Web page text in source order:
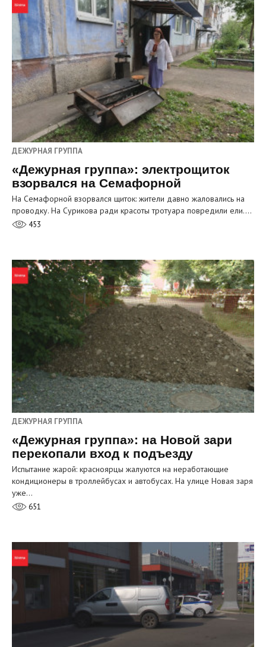
ДЕЖУРНАЯ ГРУППА
«Дежурная группа»: электрощиток
взорвался на Семафорной
На Семафорной взорвался щиток: жители давно жаловались на
проводку. На Сурикова ради красоты тротуара повредили ели.…
453
ДЕЖУРНАЯ ГРУППА
«Дежурная группа»: на Новой зари
перекопали вход к подъезду
Испытание жарой: красноярцы жалуются на неработающие
кондиционеры в троллейбусах и автобусах. На улице Новая заря
уже…
651